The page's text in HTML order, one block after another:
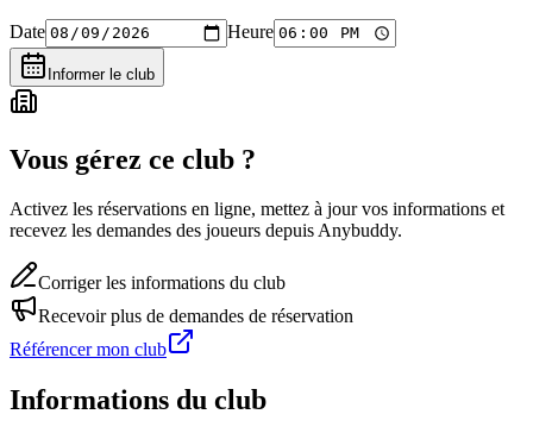
Date Heure
Informer le club
Vous gérez ce club ?
Activez les réservations en ligne, mettez à jour vos informations et
recevez les demandes des joueurs depuis Anybuddy.
Corriger les informations du club
Recevoir plus de demandes de réservation
Référencer mon club
Informations du club